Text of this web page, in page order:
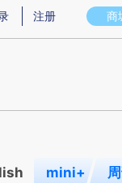
实意图存在偏差。不
商
注册
mini+